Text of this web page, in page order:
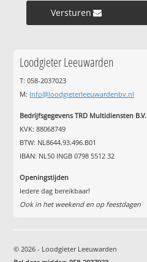
Versturen »
Loodgieter Leeuwarden
T: 058-2037023
M: info@loodgieterleeuwardenbv.nl
Bedrijfsgegevens TRD Multidiensten B.V.
KVK: 88068749
BTW: NL8644.93.496.B01
IBAN: NL50 INGB 0798 5512 32
Openingstijden
Iedere dag bereikbaar!
Ook in het weekend en op feestdagen
© 2026 - Loodgieter Leeuwarden